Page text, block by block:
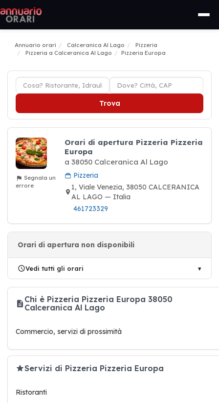
Annuario orari Calceranica Al Lago
Pizzeria
Pizzeria a Calceranica Al Lago
Pizzeria Europa
Trova
Segnala un
errore
Orari di apertura Pizzeria Pizzeria
Europa
a 38050 Calceranica Al Lago
Pizzeria
1, Viale Venezia, 38050 CALCERANICA
AL LAGO — Italia
461723329
Orari di apertura non disponibili
Vedi tutti gli orari
Chi è Pizzeria Pizzeria Europa 38050
Calceranica Al Lago
Commercio, servizi di prossimità
Servizi di Pizzeria Pizzeria Europa
Ristoranti